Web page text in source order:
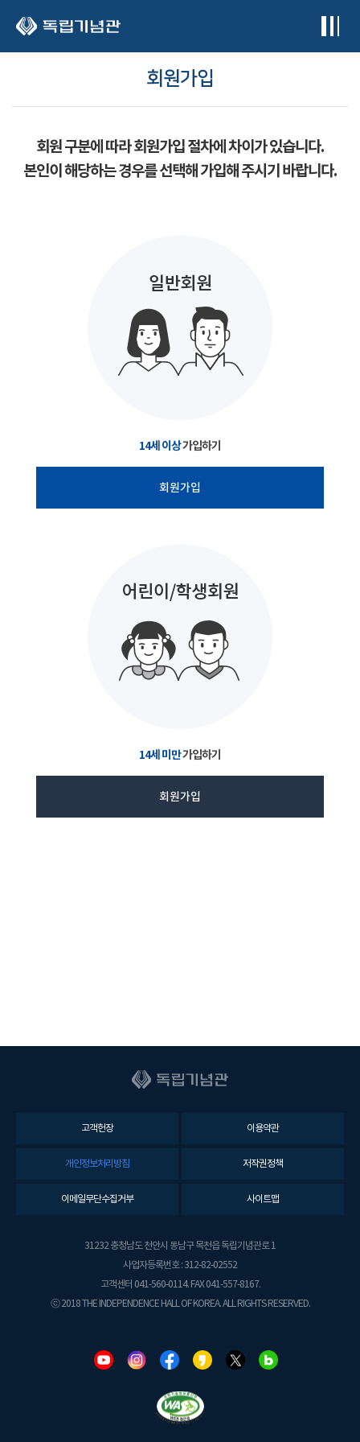
회원가입
회원 구분에 따라 회원가입 절차에 차이가 있습니다.
본인이 해당하는 경우를 선택해 가입해 주시기 바랍니다.
14세 이상가입하기
회원가입
14세 미만가입하기
회원가입
고객헌장 이용약관
개인정보처리방침 저작권정책
이메일무단수집거부 사이트맵
31232 충청남도 천안시 동남구 목천읍 독립기념관로 1
사업자등록번호 : 312-82-02552
고객센터 041-560-0114. FAX 041-557-8167.
ⓒ 2018 THE INDEPENDENCE HALL OF KOREA. ALL RIGHTS RESERVED.